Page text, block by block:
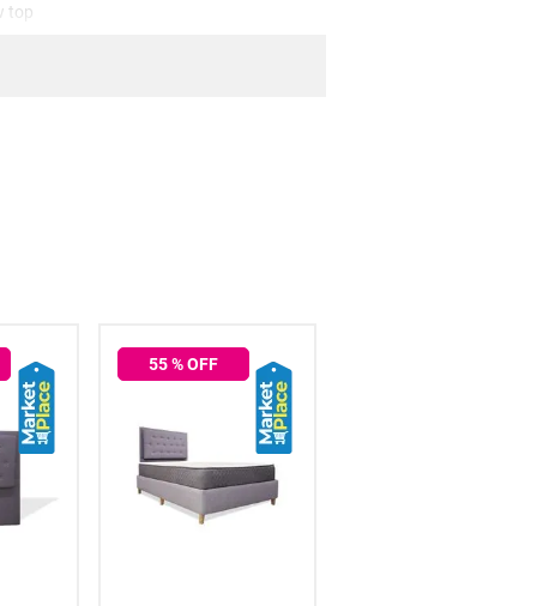
top
30% algodón
necesidades y con la garantía de un
55% OFF